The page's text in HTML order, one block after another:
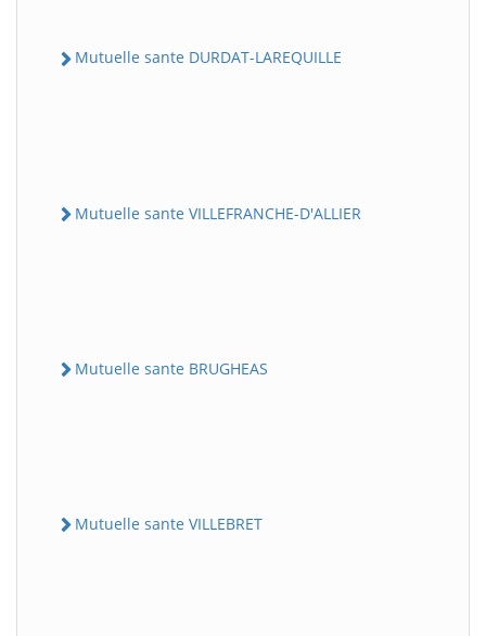
Mutuelle sante DURDAT-LAREQUILLE
Mutuelle sante VILLEFRANCHE-D'ALLIER
Mutuelle sante BRUGHEAS
Mutuelle sante VILLEBRET